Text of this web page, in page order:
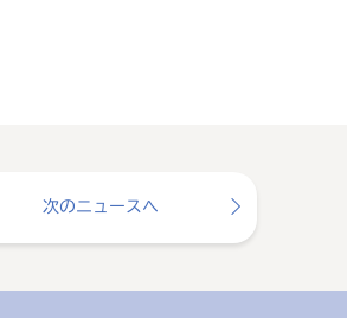
次のニュースへ